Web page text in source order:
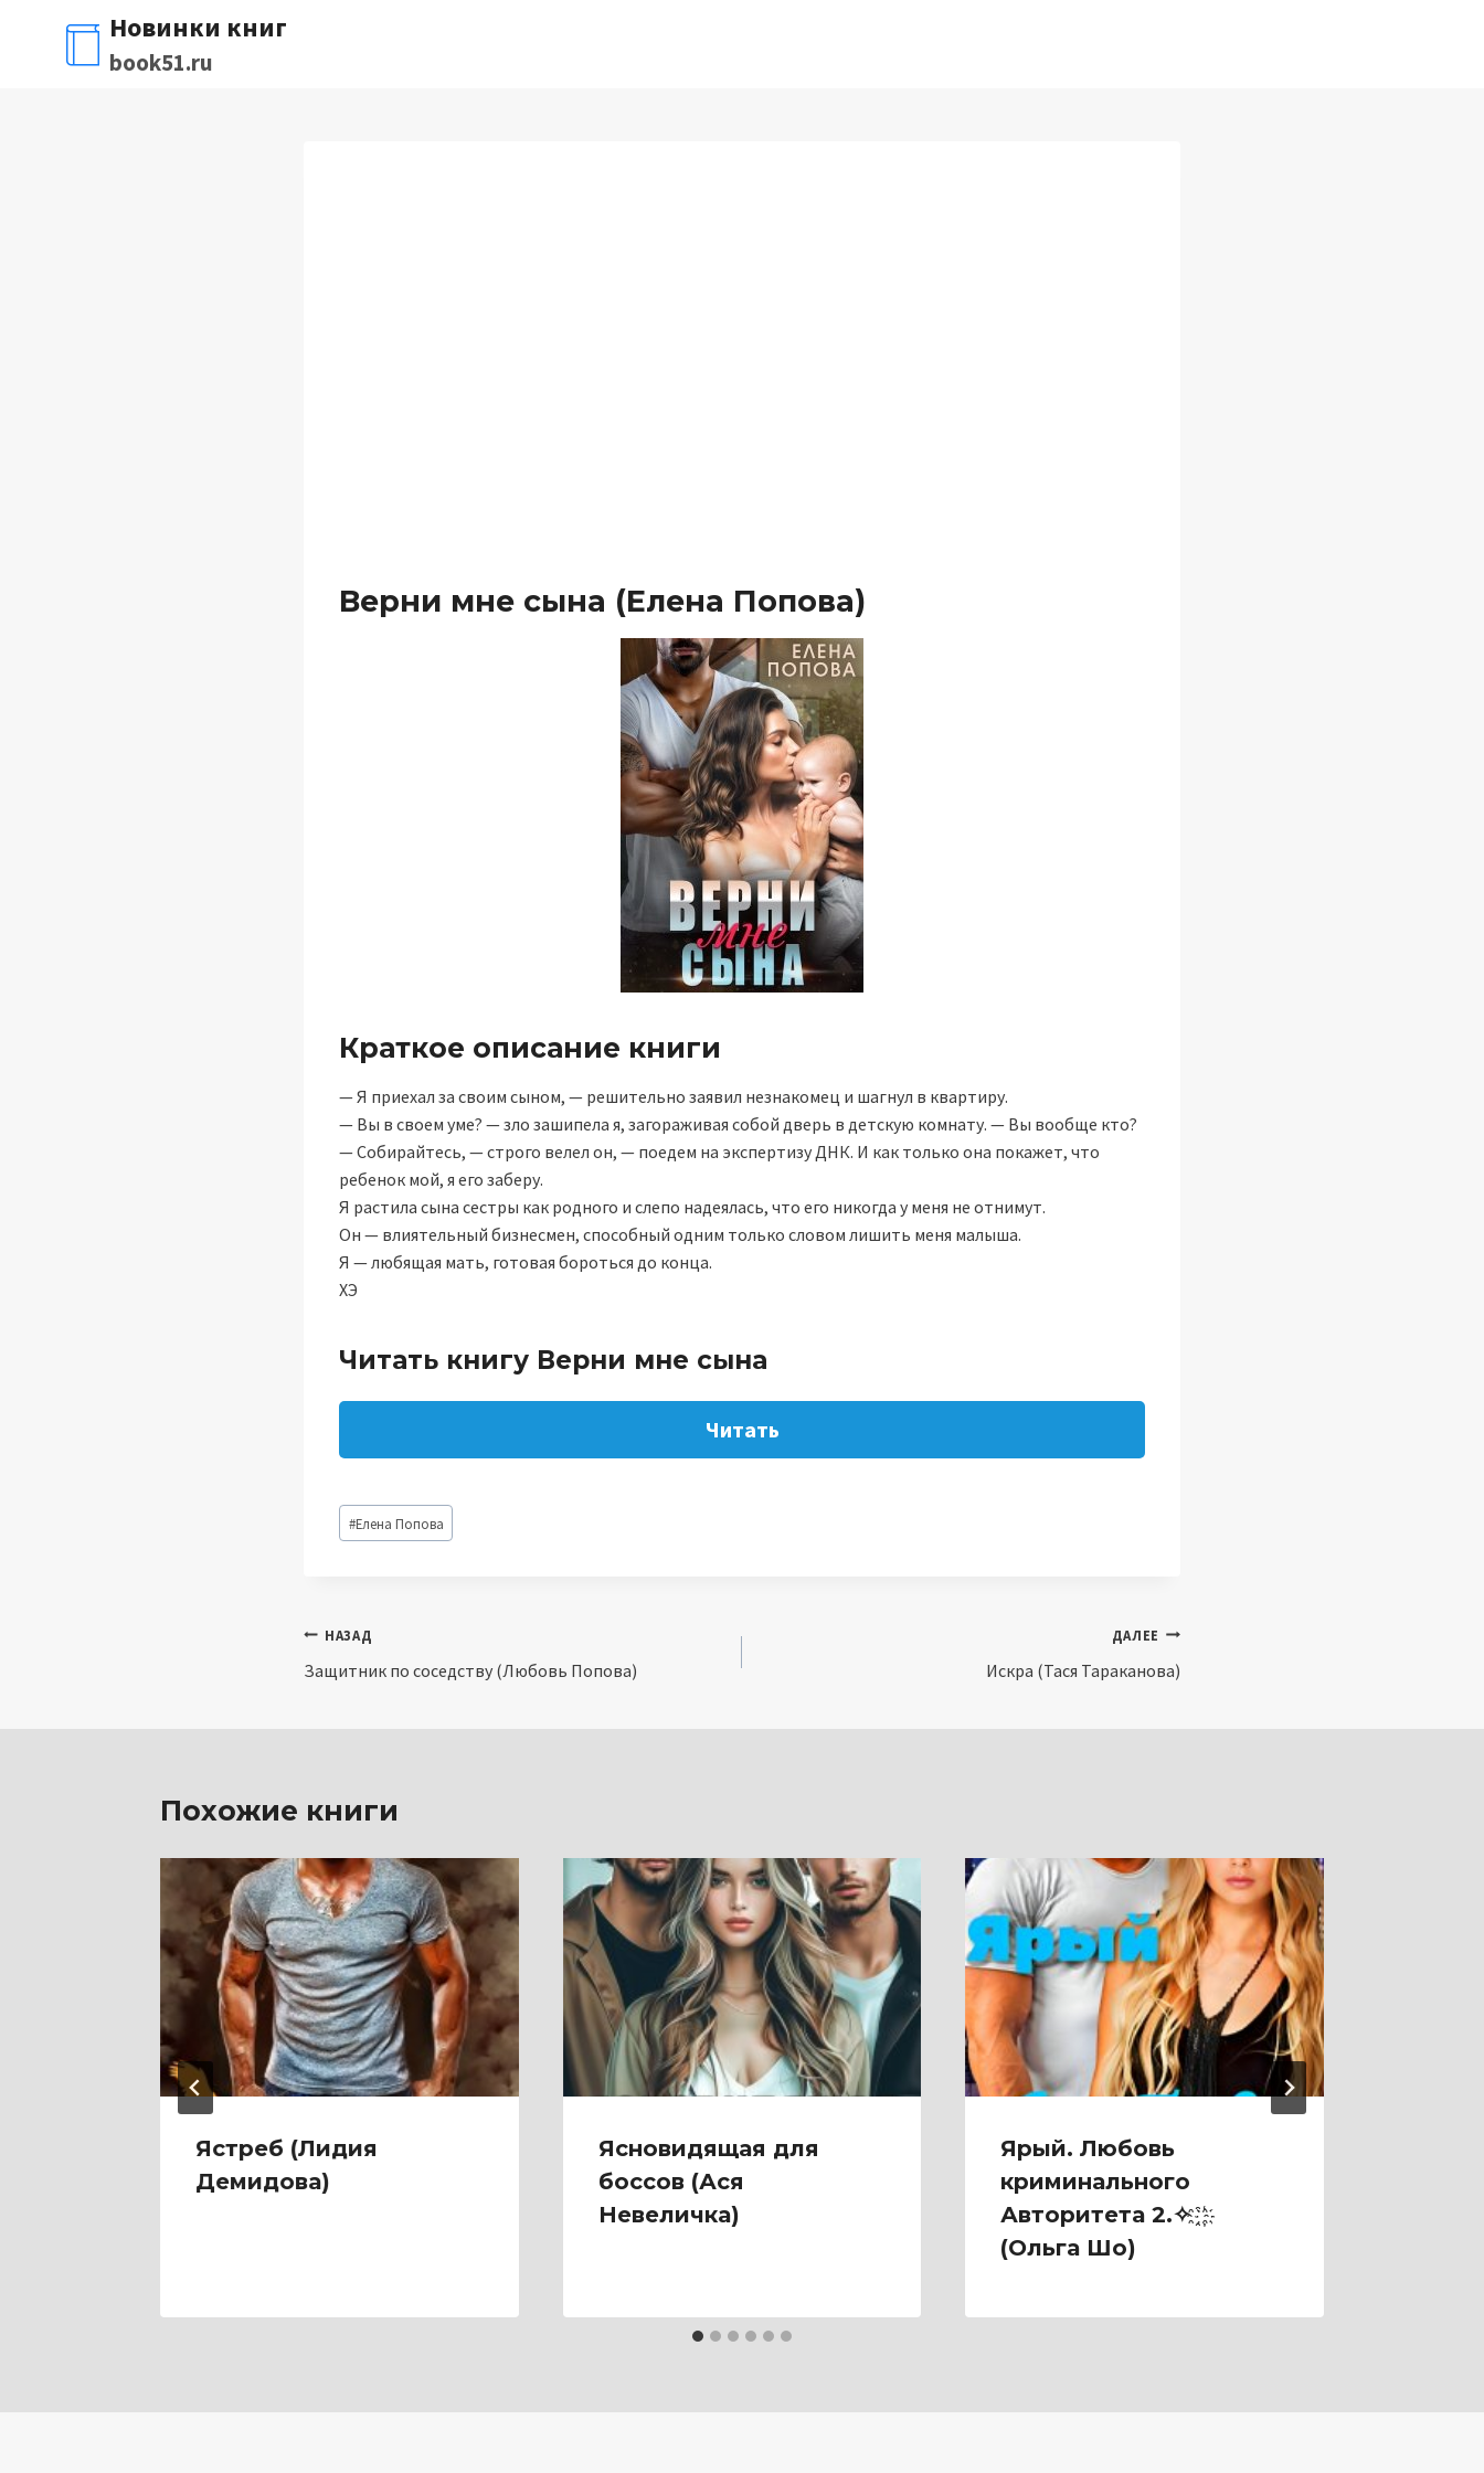
содержимому
Новинки книг
book51.ru
Верни мне сына (Елена Попова)
Краткое описание книги
— Я приехал за своим сыном, — решительно заявил незнакомец и шагнул в квартиру.
— Вы в своем уме? — зло зашипела я, загораживая собой дверь в детскую комнату. — Вы вообще кто?
— Собирайтесь, — строго велел он, — поедем на экспертизу ДНК. И как только она покажет, что
ребенок мой, я его заберу.
Я растила сына сестры как родного и слепо надеялась, что его никогда у меня не отнимут.
Он — влиятельный бизнесмен, способный одним только словом лишить меня малыша.
Я — любящая мать, готовая бороться до конца.
ХЭ
Читать книгу Верни мне сына
Читать
Метки
записи:
#Елена Попова
Навигация
по
НАЗАД
Защитник по соседству (Любовь Попова)
ДАЛЕЕ
Искра (Тася Тараканова)
Похожие книги
Ястреб (Лидия
Демидова)
Ясновидящая для
боссов (Ася
Невеличка)
Ярый. Любовь
криминального
Авторитета 2.✧ ҈ ҉
(Ольга Шо)